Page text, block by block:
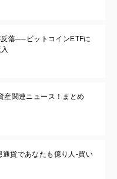
落──ビットコインETFに
産関連ニュース！まとめ
通貨であなたも億り人-買い